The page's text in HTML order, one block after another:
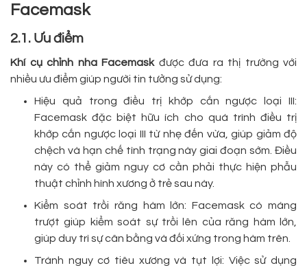
Facemask
2.1. Ưu điểm
Khí cụ chỉnh nha Facemaskđược đưa ra thị trường với
nhiều ưu điểm giúp người tin tưởng sử dụng:
Hiệu quả trong điều trị khớp cắn ngược loại III:
Facemask đặc biệt hữu ích cho quá trình điều trị
khớp cắn ngược loại III từ nhẹ đến vừa, giúp giảm độ
chệch và hạn chế tình trạng này giai đoạn sớm. Điều
này có thể giảm nguy cơ cần phải thực hiện phẫu
thuật chỉnh hình xương ở trẻ sau này.
Kiểm soát trồi răng hàm lớn: Facemask có máng
trượt giúp kiểm soát sự trồi lên của răng hàm lớn,
giúp duy trì sự cân bằng và đối xứng trong hàm trên.
Tránh nguy cơ tiêu xương và tụt lợi: Việc sử dụng